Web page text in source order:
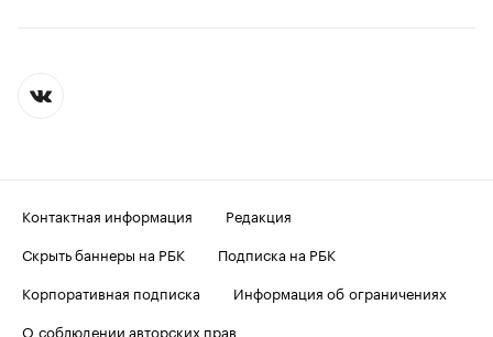
Контактная информация
Редакция
Скрыть баннеры на РБК
Подписка на РБК
Корпоративная подписка
Информация об ограничениях
О соблюдении авторских прав